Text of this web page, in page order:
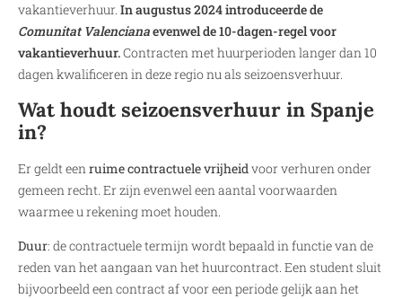
vakantieverhuur. In augustus 2024 introduceerde de
Comunitat Valencianaevenwel de 10-dagen-regel voor
vakantieverhuur.Contracten met huurperioden langer dan 10
dagen kwalificeren in deze regio nu als seizoensverhuur.
Wat houdt seizoensverhuur in Spanje
in?
Er geldt een ruime contractuele vrijheid voor verhuren onder
gemeen recht. Er zijn evenwel een aantal voorwaarden
waarmee u rekening moet houden.
Duur: de contractuele termijn wordt bepaald in functie van de
reden van het aangaan van het huurcontract. Een student sluit
bijvoorbeeld een contract af voor een periode gelijk aan het